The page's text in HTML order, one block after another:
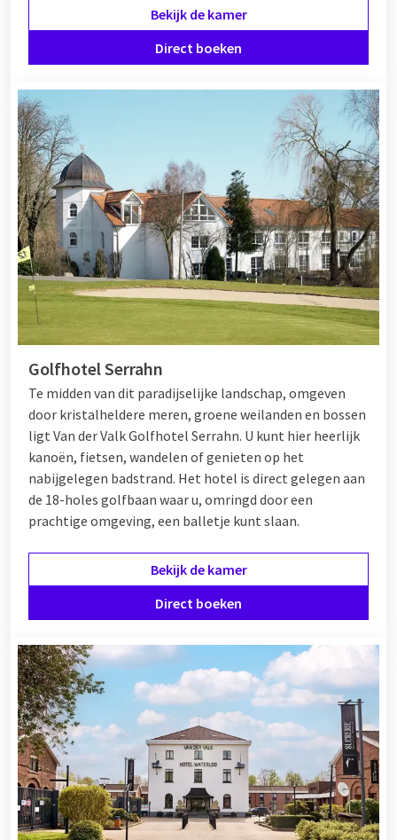
Bekijk de kamer
Direct boeken
Golfhotel Serrahn
Te midden van dit paradijselijke landschap, omgeven
door kristalheldere meren, groene weilanden en bossen
ligt Van der Valk Golfhotel Serrahn. U kunt hier heerlijk
kanoën, fietsen, wandelen of genieten op het
nabijgelegen badstrand. Het hotel is direct gelegen aan
de 18-holes golfbaan waar u, omringd door een
prachtige omgeving, een balletje kunt slaan.
Bekijk de kamer
Direct boeken